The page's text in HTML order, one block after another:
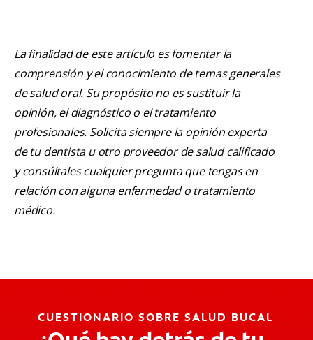
La finalidad de este artículo es fomentar la
comprensión y el conocimiento de temas generales
de salud oral. Su propósito no es sustituir la
opinión, el diagnóstico o el tratamiento
profesionales. Solicita siempre la opinión experta
de tu dentista u otro proveedor de salud calificado
y consúltales cualquier pregunta que tengas en
relación con alguna enfermedad o tratamiento
médico.
CUESTIONARIO SOBRE SALUD BUCAL